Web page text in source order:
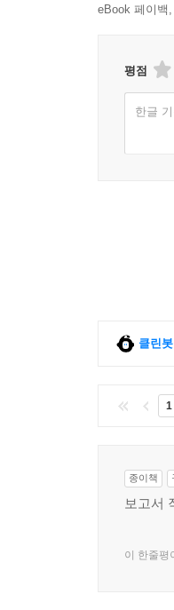
eBook 페이백
평점
한글
클린봇
1
종이책
보고서
이 한줄평